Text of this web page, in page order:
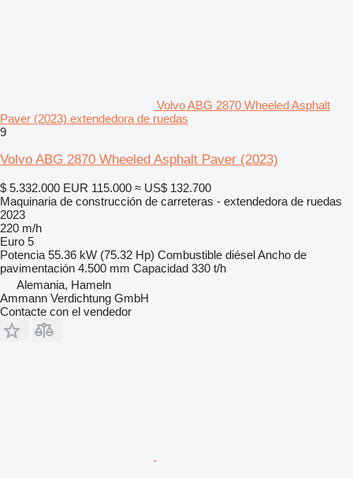
Volvo ABG 2870 Wheeled Asphalt
Paver (2023) extendedora de ruedas
9
Volvo ABG 2870 Wheeled Asphalt Paver (2023)
$ 5.332.000 EUR 115.000 ≈ US$ 132.700
Maquinaria de construcción de carreteras - extendedora de ruedas
2023
220 m/h
Euro 5
Potencia 55.36 kW (75.32 Hp) Combustible diéselAncho de
pavimentación 4.500 mm Capacidad 330 t/h
Alemania, Hameln
Ammann Verdichtung GmbH
Contacte con el vendedor